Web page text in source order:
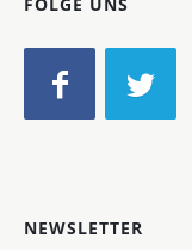
NEWSLETTER